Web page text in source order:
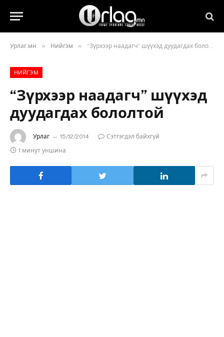
Урлаг.мн » Нийгэм » “Зүрхээр наадагч” шүүхэд дуудагдах бололтой
НИЙГЭМ
“Зүрхээр наадагч” шүүхэд
дуудагдах бололтой
Урлаг 15/12/2014
Сэтгэгдэл байхгүй
1 минут уншина